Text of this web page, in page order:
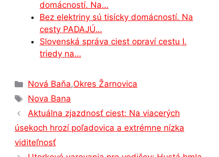
domácností. Na…
Bez elektriny sú tisícky domácností. Na
cesty PADAJÚ…
Slovenská správa ciest opraví cestu I.
triedy na…
Kategórie
Nová Baňa,Okres Žarnovica
Značky
Nova Bana
Aktuálna zjazdnosť ciest: Na viacerých
úsekoch hrozí poľadovica a extrémne nízka
viditeľnosť